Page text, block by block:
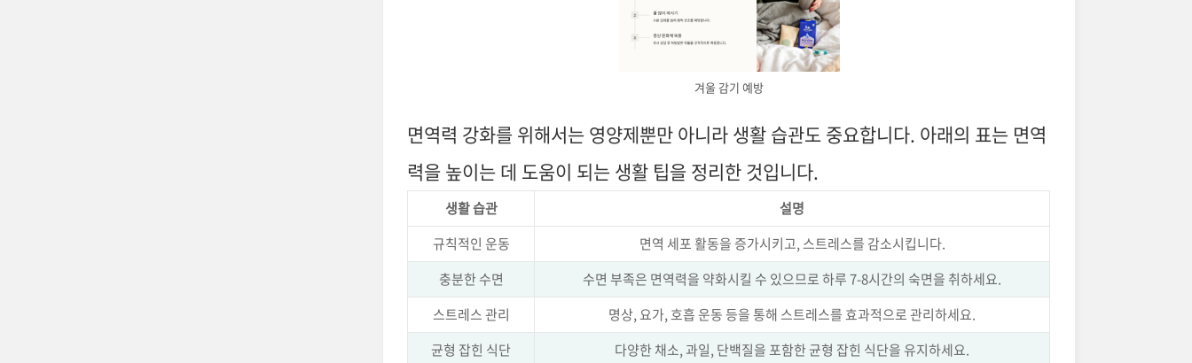
겨울 감기 예방
면역력 강화를 위해서는 영양제뿐만 아니라 생활 습관도 중요합니다. 아래의 표는 면역
력을 높이는 데 도움이 되는 생활 팁을 정리한 것입니다.
생활 습관
설명
규칙적인 운동
면역 세포 활동을 증가시키고, 스트레스를 감소시킵니다.
충분한 수면
수면 부족은 면역력을 약화시킬 수 있으므로 하루 7-8시간의 숙면을 취하세요.
스트레스 관리
명상, 요가, 호흡 운동 등을 통해 스트레스를 효과적으로 관리하세요.
균형 잡힌 식단
다양한 채소, 과일, 단백질을 포함한 균형 잡힌 식단을 유지하세요.